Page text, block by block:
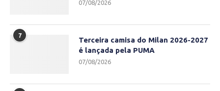
07/08/2026
7
Terceira camisa do Milan 2026-2027
é lançada pela PUMA
07/08/2026